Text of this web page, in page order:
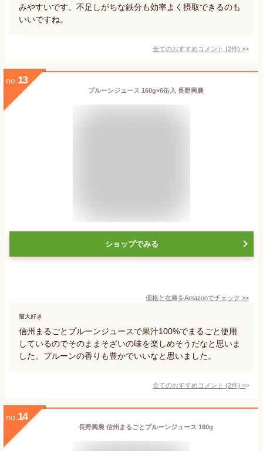
みやすいです。不足しがちな鉄分も効率よく摂取できるのも
いいですね。
全てのおすすめコメント (2件) >
no. 13
プルーンジュース 160g×6缶入 長野興農
ショップでみる
価格と在庫をAmazonでチェック >>
猫大好き
信州まるごとプルーンジュースで果汁100%でまるごと使用
しているのでそのままそざいの味を楽しめそうだなと思いま
した。プルーンの香りも豊かでいいなと思いました。
全てのおすすめコメント (2件) >
no. 14
長野興農 信州まるごとプルーンジュース 160g